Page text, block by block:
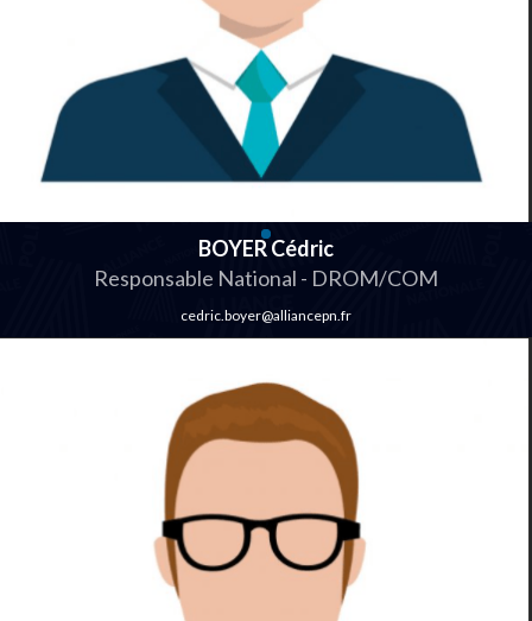
BOYER Cédric
Responsable National - DROM/COM
cedric.boyer@alliancepn.fr